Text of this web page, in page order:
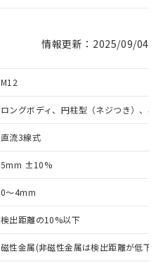
情報更新：2025/09/04
M12
ロングボディ、円柱型（ネジつき）、非
直流3線式
5mm ±10%
0～4mm
検出距離の10%以下
磁性金属(非磁性金属は検出距離が低下し